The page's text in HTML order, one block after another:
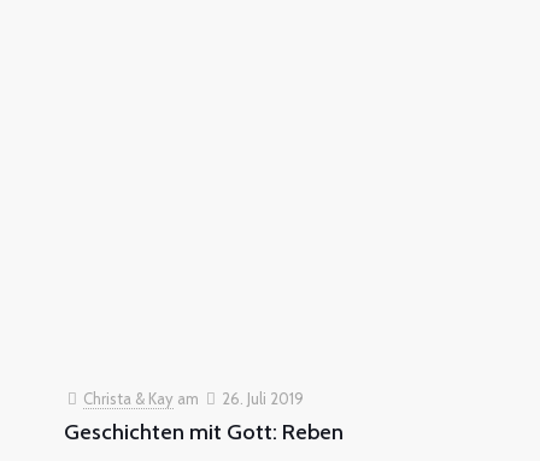
Christa & Kay am 26. Juli 2019
Geschichten mit Gott: Reben